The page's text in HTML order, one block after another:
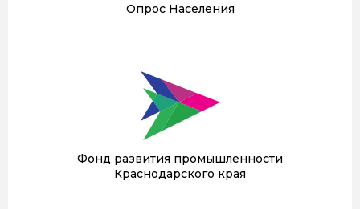
Опрос Населения
Фонд развития промышленности
Краснодарского края